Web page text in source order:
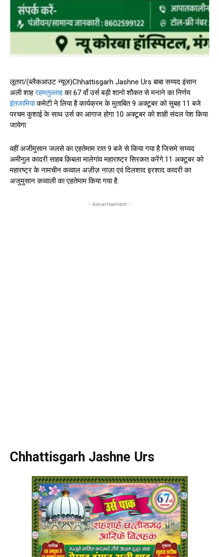
लूतरा/(ब्लैकआउट न्यूज़)Chhattisgarh Jashne Urs बाबा सय्यद इंसान
अली शाहरहमतुल्लाहका 67 वाँ उर्स बड़ी शानो शौकत से मनाने का निर्णय
इंतजामियाकमेटी ने लिया है कार्यक्रम के मुताबित 9 अक्टूबर को सुबह 11 बजे
परचम कुशाई के साथ उर्स का आगाज होगा 10 अक्टूबर को शाही संदल पेश किया
जायेगा
वहीं अजीमुसान जलसे का एहतेमाम रात 9 बजे से किया गया है जिसमे सय्यद
अमीनुल कादरी साहब क़िबला मालेगांव महाराष्ट्र सिरकत करेंगे.11 अक्टूबर को
महारष्ट्र के नामचीन कव्वाल अज़ीज़ नाज़ा एवं दिलशाद इरशाद कादरी का
अजुमुसान कव्वाली का एहतेमाम किया गया है.
- Advertisement -
Chhattisgarh Jashne Urs